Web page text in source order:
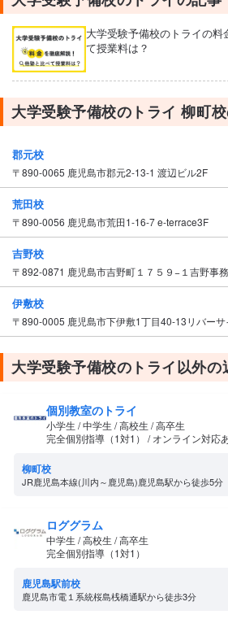
大学受験予備校のトライの
て授業料は？
大学受験予備校のトライ 柳町
郡元校
〒890-0065 鹿児島市郡元2-13-1 渡辺ビル2F
荒田校
〒890-0056 鹿児島市荒田1-16-7 e-terrace3F
吉野校
〒892-0871 鹿児島市吉野町１７５９−１吉野事
伊敷校
〒890-0005 鹿児島市下伊敷1丁目40-13リバー
大学受験予備校のトライ以外の
個別教室のトライ
小学生 / 中学生 / 高校生 / 高卒生
完全個別指導（1対1） / オンライン対応
柳町校
JR鹿児島本線(川内～鹿児島)鹿児島駅から徒歩5分
ロググラム
中学生 / 高校生 / 高卒生
完全個別指導（1対1）
鹿児島駅前校
鹿児島市電１系統桜島桟橋通駅から徒歩3分